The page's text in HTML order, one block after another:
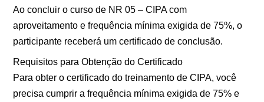
Ao concluir o curso de NR 05 – CIPA com
aproveitamento e frequência mínima exigida de 75%, o
participante receberá um certificado de conclusão.
Requisitos para Obtenção do Certificado
Para obter o certificado do treinamento de CIPA, você
precisa cumprir a frequência mínima exigida de 75% e